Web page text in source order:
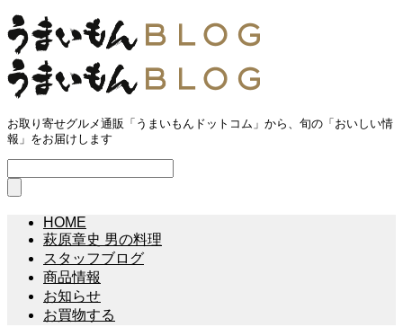
お取り寄せグルメ通販「うまいもんドットコム」から、旬の「おいしい情
報」をお届けします
HOME
萩原章史 男の料理
スタッフブログ
商品情報
お知らせ
お買物する